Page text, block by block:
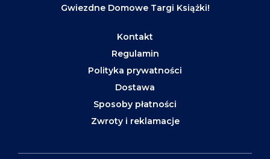
Gwiezdne Domowe Targi Książki!
Kontakt
Regulamin
Polityka prywatności
Dostawa
Sposoby płatności
Zwroty i reklamacje